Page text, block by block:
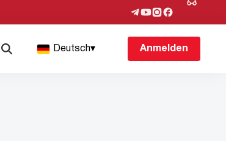
Deutsch▾ Anmelden